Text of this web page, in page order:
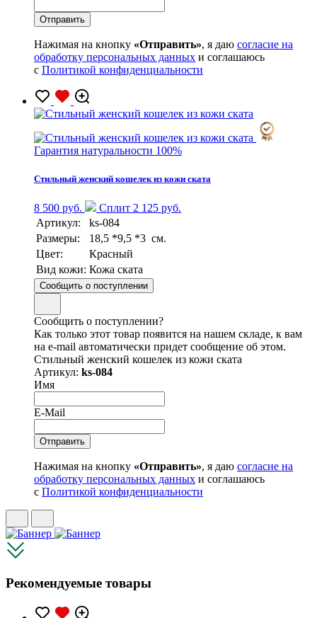
Нажимая на кнопку «Отправить», я даю согласие на
обработку персональных данных и соглашаюсь
с Политикой конфиденциальности
Гарантия натуральности 100%
Стильный женский кошелек из кожи ската
8 500 руб.
Сплит 2 125 руб.
Артикул:
ks-084
Размеры:
18,5 *9,5 *3 см.
Цвет:
Красный
Вид кожи: Кожа ската
Сообщить о поступлении
Сообщить о поступлении?
Как только этот товар появится на нашем складе, к вам
на e-mail автоматически придет сообщение об этом.
Стильный женский кошелек из кожи ската
Артикул: ks-084
Имя
E-Mail
Нажимая на кнопку «Отправить», я даю согласие на
обработку персональных данных и соглашаюсь
с Политикой конфиденциальности
Рекомендуемые товары